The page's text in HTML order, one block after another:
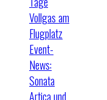
Vollgas am
Flugplatz
Event-
News:
Sonata
Artica und